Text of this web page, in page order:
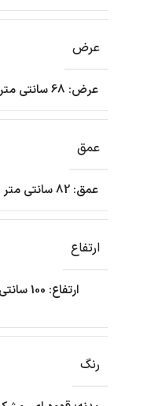
عرض
عرض: 68 سانتی متر
عمق
عمق: 82 سانتی متر
ارتفاع
ارتفاع: 100 سانتی متر
رنگ